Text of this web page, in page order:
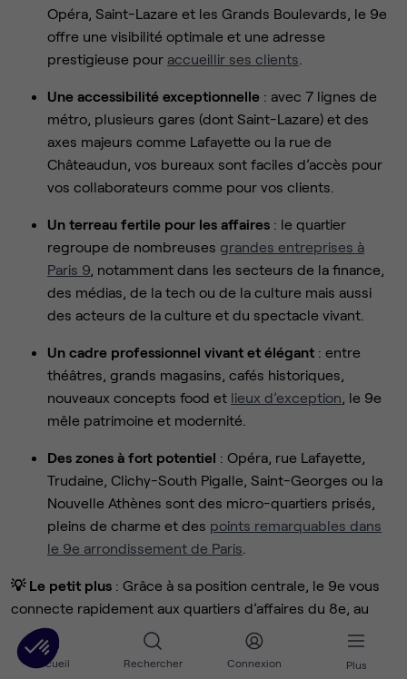
Accueil Rechercher Connexion Plus
Opéra, Saint-Lazare et les Grands Boulevards, le 9e
offre une visibilité optimale et une adresse
prestigieuse pour accueillir ses clients
Une accessibilité exceptionnelle : avec 7 lignes de
métro, plusieurs gares (dont Saint-Lazare) et des
axes majeurs comme Lafayette ou la rue de
Châteaudun, vos bureaux sont faciles d’accès pour
vos collaborateurs comme pour vos clients.
Un terreau fertile pour les affaires : le quartier
regroupe de nombreuses grandes entreprises à
Paris 9 , notamment dans les secteurs de la finance,
des médias, de la tech ou de la culture mais aussi
des acteurs de la culture et du spectacle vivant.
Un cadre professionnel vivant et élégant : entre
théâtres, grands magasins, cafés historiques,
nouveaux concepts food et lieux d’exception , le 9e
mêle patrimoine et modernité.
Des zones à fort potentiel : Opéra, rue Lafayette,
Trudaine, Clichy-South Pigalle, Saint-Georges ou la
Nouvelle Athènes sont des micro-quartiers prisés,
pleins de charme et des points remarquables dans
le 9e arrondissement de Paris
💡 Le petit plus : Grâce à sa position centrale, le 9e vous
connecte rapidement aux quartiers d’affaires du 8e, au
dynamisme du 2e (Sentier) et à la Gare du Nord. C’est l’un
des arrondissements les plus recherchés pour
louer des